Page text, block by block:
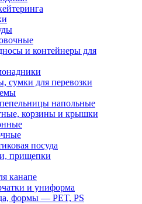
и контейнеры для
сумки для перевозки
напольные
корзины и крышки
посуда
прищепки
канапе
и униформа
формы — PET, PS